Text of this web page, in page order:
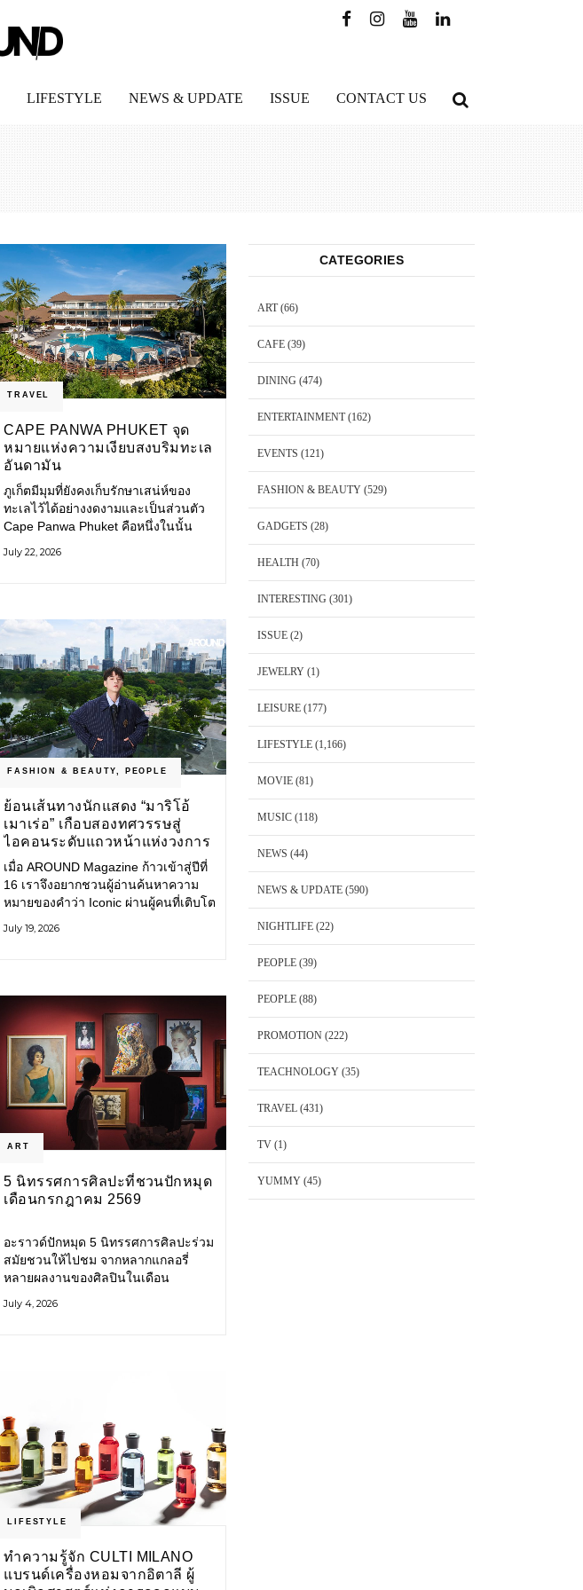
LIFESTYLE NEWS & UPDATE ISSUE CONTACT US
TRAVEL
CAPE PANWA PHUKET จุด
หมายแห่งความเงียบสงบริมทะเล
อันดามัน
ภูเก็ตมีมุมที่ยังคงเก็บรักษาเสน่ห์ของ
ทะเลไว้ได้อย่างงดงามและเป็นส่วนตัว
Cape Panwa Phuket คือหนึ่งในนั้น
& Kantary Hotels ตั้งอยู่บนแหลมพันวา
July 22, 2026
FASHION & BEAUTY PEOPLE
ย้อนเส้นทางนักแสดง “มาริโอ้
เมาเร่อ” เกือบสองทศวรรษสู่
ไอคอนระดับแถวหน้าแห่งวงการ
บันเทิงไทย
เมื่อ AROUND Magazine ก้าวเข้าสู่ปีที่
16 เราจึงอยากชวนผู้อ่านค้นหาความ
หมายของคำว่า Iconic ผ่านผู้คนที่เติบโต
ตนไว้อย่างมั่นคง หนึ่งในนั้นคือ มาริโอ้
July 19, 2026
ART
5 นิทรรศการศิลปะที่ชวนปักหมุด
เดือนกรกฎาคม 2569
อะราวด์ปักหมุด 5 นิทรรศการศิลปะร่วม
สมัยชวนให้ไปชม จากหลากแกลอรี่
หลายผลงานของศิลปินในเดือน
วันนี้ – 16 สิงหาคม 2569 นิทรรศการ
July 4, 2026
LIFESTYLE
ทำความรู้จัก CULTI MILANO
แบรนด์เครื่องหอมจากอิตาลี ผู้
CATEGORIES
ART(66)
CAFE (39)
DINING (474)
ENTERTAINMENT(162)
EVENTS (121)
FASHION & BEAUTY (529)
GADGETS (28)
HEALTH (70)
INTERESTING (301)
ISSUE (2)
JEWELRY (1)
LEISURE (177)
LIFESTYLE (1,166)
MOVIE (81)
MUSIC (118)
NEWS (44)
NEWS & UPDATE (590)
NIGHTLIFE (22)
PEOPLE (39)
PEOPLE (88)
PROMOTION (222)
TEACHNOLOGY (35)
TRAVEL (431)
TV (1)
YUMMY (45)